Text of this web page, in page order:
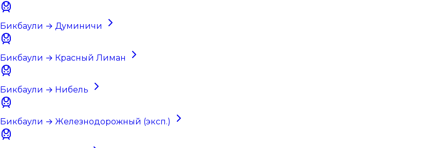
Бикбаули → Думиничи
Бикбаули → Красный Лиман
Бикбаули → Нибель
Бикбаули → Железнодорожный (эксп.)